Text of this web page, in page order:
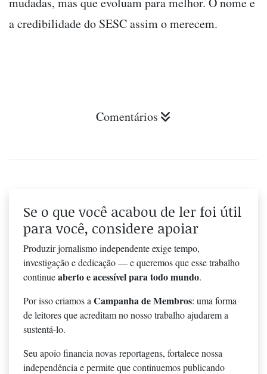
a credibilidade do SESC assim o merecem.
Comentários
Se o que você acabou de ler foi útil
para você, considere apoiar
Produzir jornalismo independente exige tempo,
investigação e dedicação — e queremos que esse trabalho
continueaberto e acessível para todo mundo.
Por isso criamos a Campanha de Membros: uma forma
de leitores que acreditam no nosso trabalho ajudarem a
sustentá-lo.
Seu apoio financia novas reportagens, fortalece nossa
independência e permite que continuemos publicando